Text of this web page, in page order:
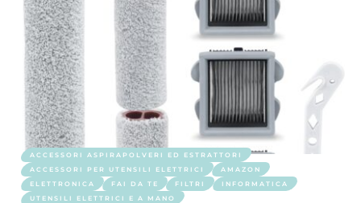
ACCESSORI ASPIRAPOLVERI ED ESTRATTORI
ACCESSORI PER UTENSILI ELETTRICI
AMAZON
ELETTRONICA
FAI DA TE FILTRI
INFORMATICA
UTENSILI ELETTRICI E A MANO